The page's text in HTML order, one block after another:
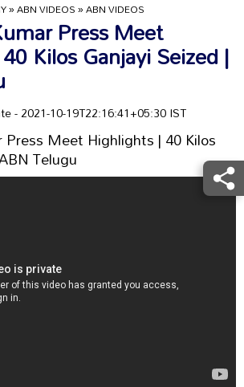
»ABN VIDEOS»ABN VIDEOS
Press Meet
Kilos Ganjayi Seized |
- 2021-10-19T22:16:41+05:30 IST
Press Meet Highlights | 40 Kilos
Telugu